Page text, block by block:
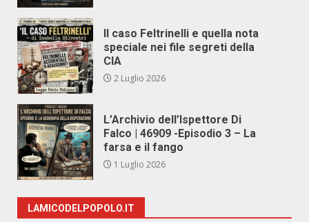
Il caso Feltrinelli e quella nota
speciale nei file segreti della
CIA
2 Luglio 2026
L’Archivio dell’Ispettore Di
Falco | 46909 -Episodio 3 – La
farsa e il fango
1 Luglio 2026
LAMICODELPOPOLO.IT